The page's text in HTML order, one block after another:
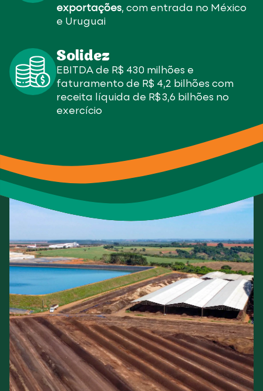
exportações, com entrada no México
e Uruguai
Solidez
EBITDA de R$ 430 milhões e
faturamento de R$ 4,2 bilhões com
receita líquida de R$ 3,6 bilhões no
exercício